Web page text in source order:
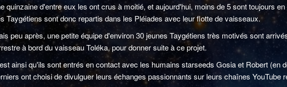
quinzaine d'entre eux les ont crus à moitié, et aujourd'hui, moins de 5 sont toujours
Taygétiens sont donc repartis dans les Pléiades avec leur flotte de vaisseaux.
peu après, une petite équipe d'environ 30 jeunes Taygétiens très motivés sont
à bord du vaisseau Toléka, pour donner suite à ce projet.
ainsi qu'ils sont entrés en contact avec les humains starseeds Gosia et Robert (en
ont choisi de divulguer leurs échanges passionnants sur leurs chaînes YouTube